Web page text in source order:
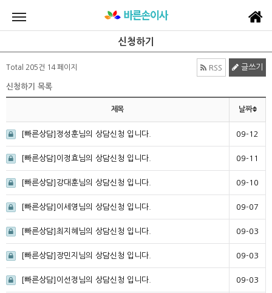
신청하기
Total 205건 14 페이지 RSS 글쓰기
신청하기 목록
제목 날짜
[빠른상담]정성훈님의 상담신청 입니다. 09-12
[빠른상담]이정효님의 상담신청 입니다. 09-11
[빠른상담]강대훈님의 상담신청 입니다. 09-10
[빠른상담]이세영님의 상담신청 입니다. 09-07
[빠른상담]최지혜님의 상담신청 입니다. 09-03
[빠른상담]장민지님의 상담신청 입니다. 09-03
[빠른상담]이선정님의 상담신청 입니다. 09-03